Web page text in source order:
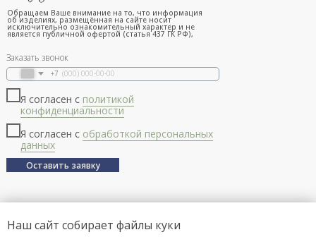
Заказать звонок
+7
Я согласен с политикой
конфиденциальности
Я согласен с обработкой персональных
данных
Оставить заявку
Обращаем Ваше внимание на то, что информация
об изделиях, размещённая на сайте носит
исключительно ознакомительный характер и не
является публичной офертой (статья 437 ГК РФ),
Наш сайт собирает файлы куки